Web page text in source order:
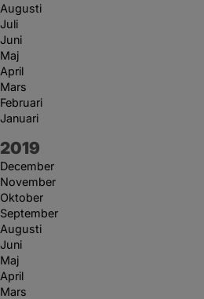
Augusti
Juli
Juni
Maj
April
Mars
Februari
Januari
År:
2019
December
November
Oktober
September
Augusti
Juni
Maj
April
Mars